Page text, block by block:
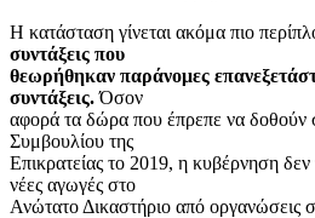
Η κατάσταση γίνεται ακόμα πιο
συντάξεις που
θεωρήθηκαν παράνομες
συντάξεις.Όσον
αφορά τα δώρα που έπρεπε να
Συμβουλίου της
Επικρατείας το 2019, η κυβέρνηση
νέες αγωγές στο
Ανώτατο Δικαστήριο από οργανώσεις